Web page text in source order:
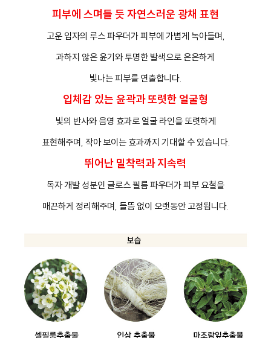
피부에 스며들 듯 자연스러운 광채 표현
고운 입자의 루스 파우더가 피부에 가볍게 녹아들며,
과하지 않은 윤기와 투명한 발색으로 은은하게
빛나는 피부를 연출합니다.
입체감 있는 윤곽과 또렷한 얼굴형
빛의 반사와 음영 효과로 얼굴 라인을 또렷하게
표현해주며, 작아 보이는 효과까지 기대할 수 있습니다.
뛰어난 밀착력과 지속력
독자 개발 성분인 글로스 필름 파우더가 피부 요철을
매끈하게 정리해주며, 들뜸 없이 오랫동안 고정됩니다.